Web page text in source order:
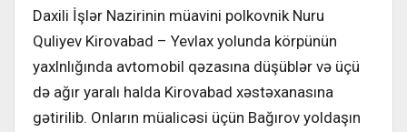
Daxili İşlər Nazirinin müavini polkovnik Nuru
Quliyev Kirovabad – Yevlax yolunda körpünün
yaxlnlığında avtomobil qəzasına düşüblər və üçü
də ağır yaralı halda Kirovabad xəstəxanasına
gətirilib. Onların müalicəsi üçün Bağırov yoldaşın